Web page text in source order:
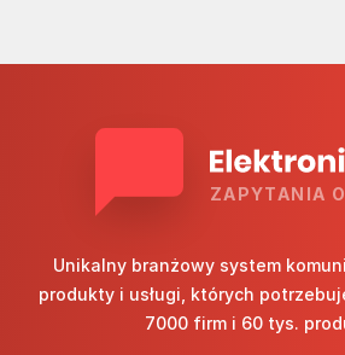
ZAPYTANIA
Unikalny branżowy system
produkty i usługi, których
7000 firm i 60 tys.